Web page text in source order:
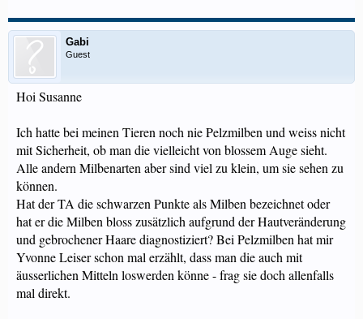
Gabi
Guest
Hoi Susanne
Ich hatte bei meinen Tieren noch nie Pelzmilben und weiss nicht
mit Sicherheit, ob man die vielleicht von blossem Auge sieht.
Alle andern Milbenarten aber sind viel zu klein, um sie sehen zu
können.
Hat der TA die schwarzen Punkte als Milben bezeichnet oder
hat er die Milben bloss zusätzlich aufgrund der Hautveränderung
und gebrochener Haare diagnostiziert? Bei Pelzmilben hat mir
Yvonne Leiser schon mal erzählt, dass man die auch mit
äusserlichen Mitteln loswerden könne - frag sie doch allenfalls
mal direkt.